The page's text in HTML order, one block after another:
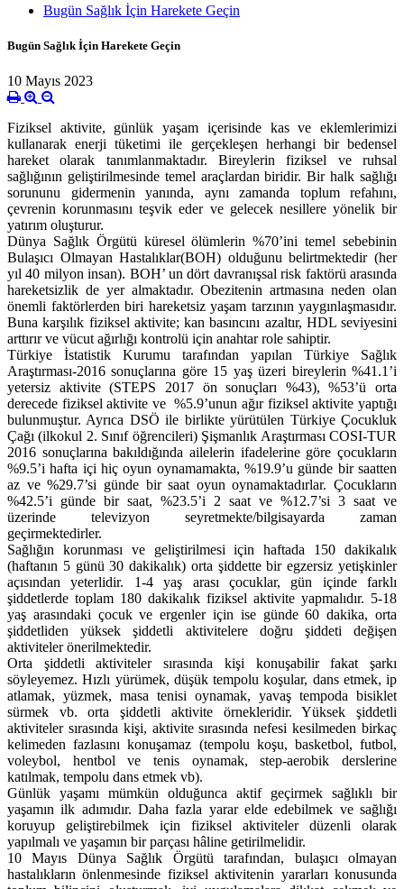
Bugün Sağlık İçin Harekete Geçin
Bugün Sağlık İçin Harekete Geçin
10 Mayıs 2023
Fiziksel aktivite, günlük yaşam içerisinde kas ve eklemlerimizi
kullanarak enerji tüketimi ile gerçekleşen herhangi bir bedensel
hareket olarak tanımlanmaktadır. Bireylerin fiziksel ve ruhsal
sağlığının geliştirilmesinde temel araçlardan biridir. Bir halk sağlığı
sorununu gidermenin yanında, aynı zamanda toplum refahını,
çevrenin korunmasını teşvik eder ve gelecek nesillere yönelik bir
yatırım oluşturur.
Dünya Sağlık Örgütü küresel ölümlerin %70’ini temel sebebinin
Bulaşıcı Olmayan Hastalıklar(BOH) olduğunu belirtmektedir (her
yıl 40 milyon insan). BOH’ un dört davranışsal risk faktörü arasında
hareketsizlik de yer almaktadır. Obezitenin artmasına neden olan
önemli faktörlerden biri hareketsiz yaşam tarzının yaygınlaşmasıdır.
Buna karşılık fiziksel aktivite; kan basıncını azaltır, HDL seviyesini
arttırır ve vücut ağırlığı kontrolü için anahtar role sahiptir.
Türkiye İstatistik Kurumu tarafından yapılan Türkiye Sağlık
Araştırması-2016 sonuçlarına göre 15 yaş üzeri bireylerin %41.1’i
yetersiz aktivite (STEPS 2017 ön sonuçları %43), %53’ü orta
derecede fiziksel aktivite ve %5.9’unun ağır fiziksel aktivite yaptığı
bulunmuştur. Ayrıca DSÖ ile birlikte yürütülen Türkiye Çocukluk
Çağı (ilkokul 2. Sınıf öğrencileri) Şişmanlık Araştırması COSI-TUR
2016 sonuçlarına bakıldığında ailelerin ifadelerine göre çocukların
%9.5’i hafta içi hiç oyun oynamamakta, %19.9’u günde bir saatten
az ve %29.7’si günde bir saat oyun oynamaktadırlar. Çocukların
%42.5’i günde bir saat, %23.5’i 2 saat ve %12.7’si 3 saat ve
üzerinde televizyon seyretmekte/bilgisayarda zaman
geçirmektedirler.
Sağlığın korunması ve geliştirilmesi için haftada 150 dakikalık
(haftanın 5 günü 30 dakikalık) orta şiddette bir egzersiz yetişkinler
açısından yeterlidir. 1-4 yaş arası çocuklar, gün içinde farklı
şiddetlerde toplam 180 dakikalık fiziksel aktivite yapmalıdır. 5-18
yaş arasındaki çocuk ve ergenler için ise günde 60 dakika, orta
şiddetliden yüksek şiddetli aktivitelere doğru şiddeti değişen
aktiviteler önerilmektedir.
Orta şiddetli aktiviteler sırasında kişi konuşabilir fakat şarkı
söyleyemez. Hızlı yürümek, düşük tempolu koşular, dans etmek, ip
atlamak, yüzmek, masa tenisi oynamak, yavaş tempoda bisiklet
sürmek vb. orta şiddetli aktivite örnekleridir. Yüksek şiddetli
aktiviteler sırasında kişi, aktivite sırasında nefesi kesilmeden birkaç
kelimeden fazlasını konuşamaz (tempolu koşu, basketbol, futbol,
voleybol, hentbol ve tenis oynamak, step-aerobik derslerine
katılmak, tempolu dans etmek vb).
Günlük yaşamı mümkün olduğunca aktif geçirmek sağlıklı bir
yaşamın ilk adımıdır. Daha fazla yarar elde edebilmek ve sağlığı
koruyup geliştirebilmek için fiziksel aktiviteler düzenli olarak
yapılmalı ve yaşamın bir parçası hâline getirilmelidir.
10 Mayıs Dünya Sağlık Örgütü tarafından, bulaşıcı olmayan
hastalıkların önlenmesinde fiziksel aktivitenin yararları konusunda